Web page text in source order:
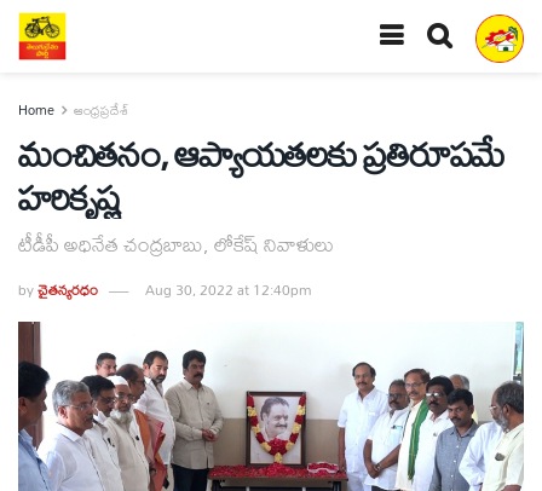
Home ఆంధ్రప్రదేశ్
మంచితనం, ఆప్యాయతలకు ప్రతిరూపమే
హరికృష్ణ
టీడీపీ అధినేత చంద్రబాబు, లోకేష్‌ నివాళులు
byచైతన్యరధం Aug 30, 2022 at 12:40pm